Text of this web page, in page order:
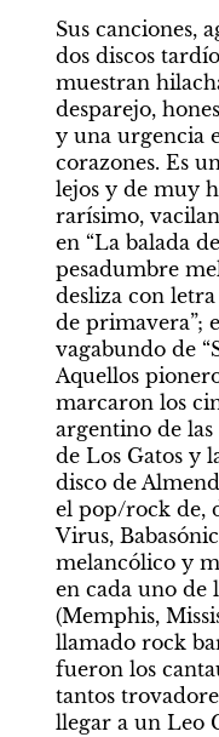
Sus canciones,
dos discos
muestran
desparejo,
y una urgencia
corazones. Es
lejos y de muy
rarísimo,
en “La balada
pesadumbre
desliza con
de primavera”;
vagabundo de
Aquellos
marcaron los
argentino de las
de Los Gatos y
disco de
el pop/rock de,
Virus,
melancólico y
en cada uno de
(Memphis,
llamado rock
fueron los
tantos
llegar a un Leo